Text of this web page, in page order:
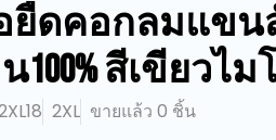
ยืดคอกลมแข
100% สีเขียวไม
2XL ขายแล้ว 0 ชิ้น